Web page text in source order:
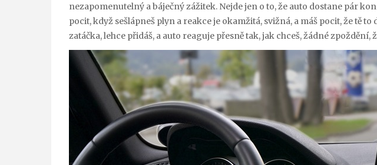
nezapomenutelný a báječný zážitek. Nejde jen o to, že auto dostane pár
pocit, když sešlápneš plyn a reakce je okamžitá, svižná, a máš pocit, že tě to
zatáčka, lehce přidáš, a auto reaguje přesně tak, jak chceš, žádné zpoždění,